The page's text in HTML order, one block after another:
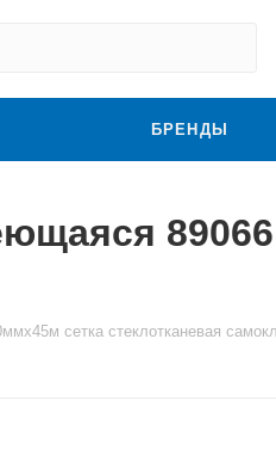
БРЕНДЫ
сетка стеклотканевая